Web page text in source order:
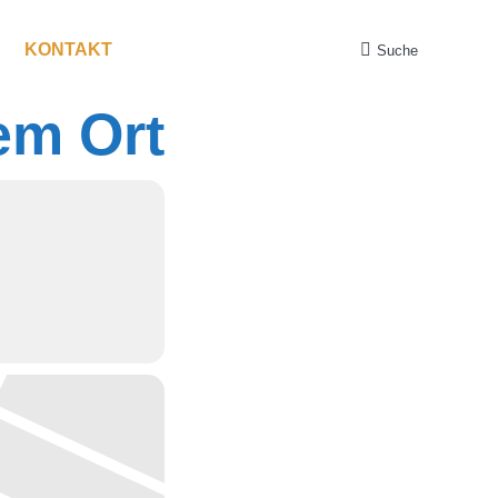
KONTAKT Search:
Suche
Ort